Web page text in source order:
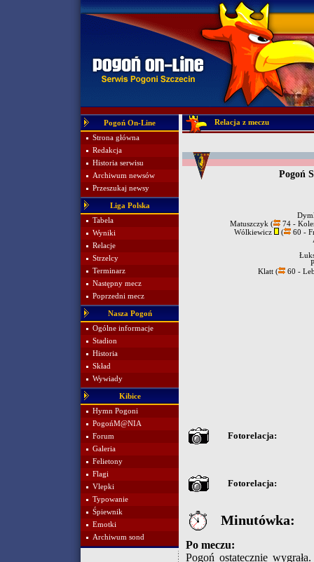
Pogoń On-Line
Strona główna
Redakcja
Historia serwisu
Archiwum newsów
Przeszukaj newsy
Liga Polska
Tabela
Wyniki
Relacje
Strzelcy
Terminarz
Następny mecz
Poprzedni mecz
Nasza Pogoń
Ogólne informacje
Stadion
Historia
Skład
Wywiady
Kibice
Hymn Pogoni
PogońM@NIA
Forum
Galeria
Felietony
Flagi
Vlepki
Typowanie
Śpiewnik
Emotki
Archiwum sond
Relacja z meczu
Pogoń
Matuszczyk (
74 -
Wólkiewicz
(
60 -
Klatt (
60 -
Fotorelacja:
Fotorelacja:
Minutówka:
Po meczu:
Pogoń ostatecznie